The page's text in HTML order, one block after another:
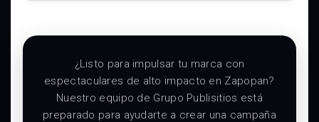
¿Listo para impulsar tu marca con
espectaculares de alto impacto en Zapopan?
Nuestro equipo de Grupo Publisitios está
preparado para ayudarte a crear una campaña